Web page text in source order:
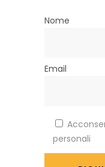
Nome
Email
personali